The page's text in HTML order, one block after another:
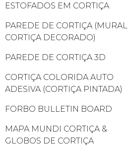
ESTOFADOS EM CORTIÇA
PAREDE DE CORTIÇA (MURAL
CORTIÇA DECORADO)
PAREDE DE CORTIÇA 3D
CORTIÇA COLORIDA AUTO
ADESIVA (CORTIÇA PINTADA)
FORBO BULLETIN BOARD
MAPA MUNDI CORTIÇA &
GLOBOS DE CORTIÇA